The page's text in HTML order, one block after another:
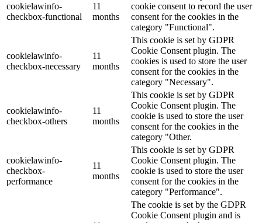
cookielawinfo-
checkbox-functional
11
months
cookie consent to record the user
consent for the cookies in the
category "Functional".
cookielawinfo-
checkbox-necessary
11
months
This cookie is set by GDPR
Cookie Consent plugin. The
cookies is used to store the user
consent for the cookies in the
category "Necessary".
cookielawinfo-
checkbox-others
11
months
This cookie is set by GDPR
Cookie Consent plugin. The
cookie is used to store the user
consent for the cookies in the
category "Other.
cookielawinfo-
checkbox-
performance
11
months
This cookie is set by GDPR
Cookie Consent plugin. The
cookie is used to store the user
consent for the cookies in the
category "Performance".
The cookie is set by the GDPR
Cookie Consent plugin and is